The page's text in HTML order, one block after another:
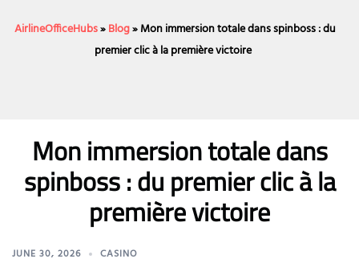
AirlineOfficeHubs»Blog»Mon immersion totale dans spinboss : du
premier clic à la première victoire
Mon immersion totale dans
spinboss : du premier clic à la
première victoire
JUNE 30, 2026 CASINO